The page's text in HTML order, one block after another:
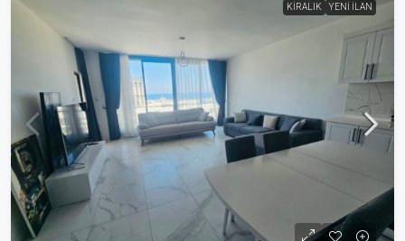
KIRALIK YENI İLAN